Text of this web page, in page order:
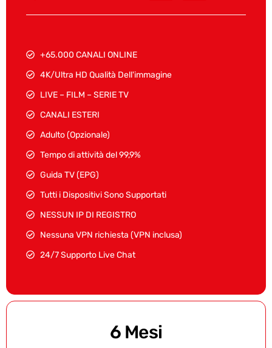
+65.000 CANALI ONLINE
4K/Ultra HD Qualità Dell'immagine
LIVE – FILM – SERIE TV
CANALI ESTERI
Adulto (Opzionale)
Tempo di attività del 99,9%
Guida TV (EPG)
Tutti i Dispositivi Sono Supportati
NESSUN IP DI REGISTRO
Nessuna VPN richiesta (VPN inclusa)
24/7 Supporto Live Chat
6 Mesi